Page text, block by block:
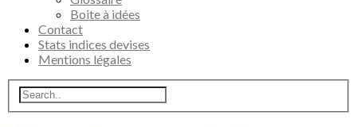
Boite à idées
Contact
Stats indices devises
Mentions légales